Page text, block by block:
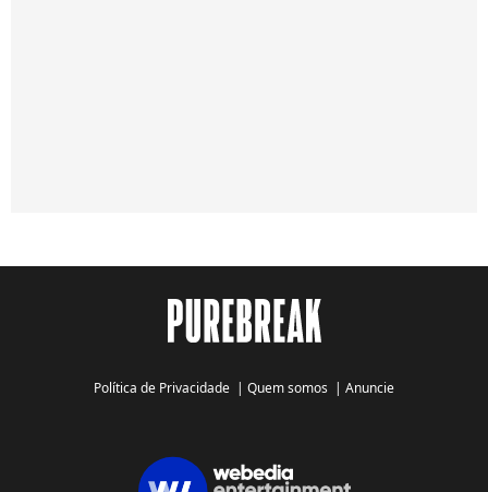
Política de Privacidade | Quem somos | Anuncie